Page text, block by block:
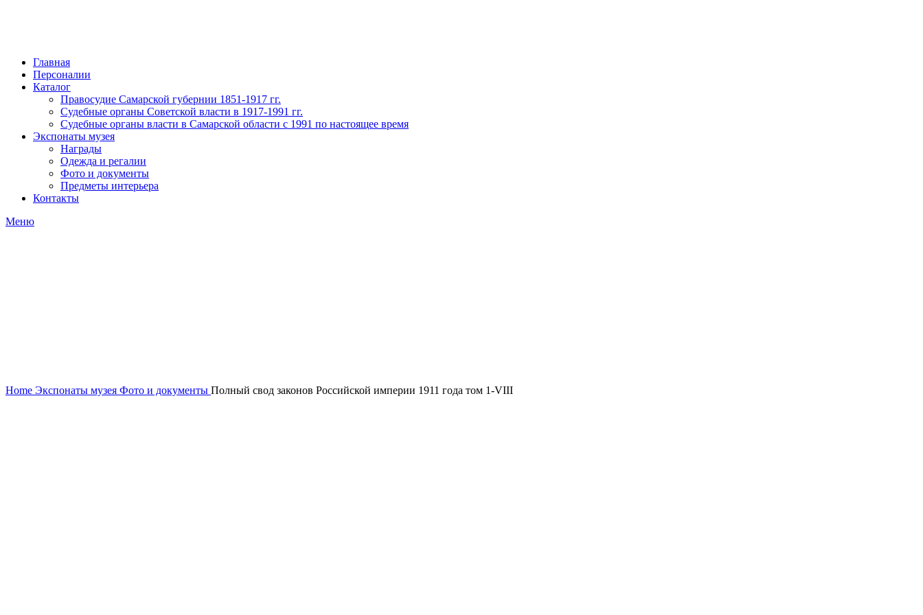
Главная
Персоналии
Каталог
Правосудие Самарской губернии 1851-1917 гг.
Судебные органы Советской власти в 1917-1991 гг.
Судебные органы власти в Самарской области с 1991 по настоящее время
Экспонаты музея
Награды
Одежда и регалии
Фото и документы
Предметы интерьера
Контакты
Меню
Home Экспонаты музея Фото и документы Полный свод законов Российской империи 1911 года том 1-VIII